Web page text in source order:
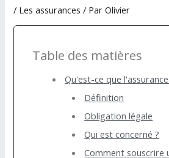
/ Les assurances / ParOlivier
Table des matières
Qu'est-ce que
Définition
Obligation légale
Qui est concerné ?
Comment souscrire